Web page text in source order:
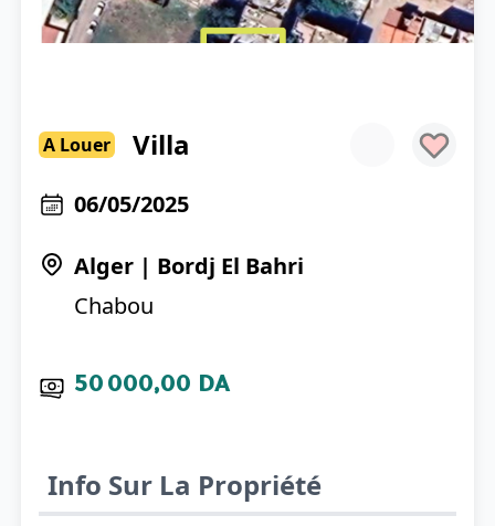
A Louer Villa
06/05/2025
Alger| Bordj El Bahri
Chabou
50 000,00 DA
Info Sur La Propriété